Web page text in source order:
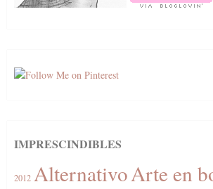
IMPRESCINDIBLES
2012 AlternativoArte en